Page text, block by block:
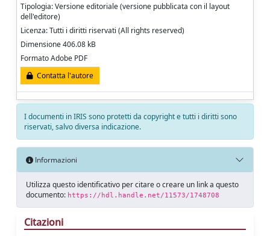
Tipologia: Versione editoriale (versione pubblicata con il layout
dell'editore)
Licenza: Tutti i diritti riservati (All rights reserved)
Dimensione 406.08 kB
Formato Adobe PDF
Contatta l'autore
I documenti in IRIS sono protetti da copyright e tutti i diritti sono
riservati, salvo diversa indicazione.
Informazioni
Utilizza questo identificativo per citare o creare un link a questo
documento: https://hdl.handle.net/11573/1748708
Citazioni